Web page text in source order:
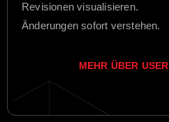
Revisionen visualisieren.
Änderungen sofort verstehen.
MEHR ÜBER